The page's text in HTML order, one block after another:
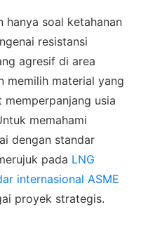
hanya soal ketahanan
resistansi
agresif di area
memilih material yang
usia
memahami
dengan standar
pada LNG
internasional ASME
proyek strategis.